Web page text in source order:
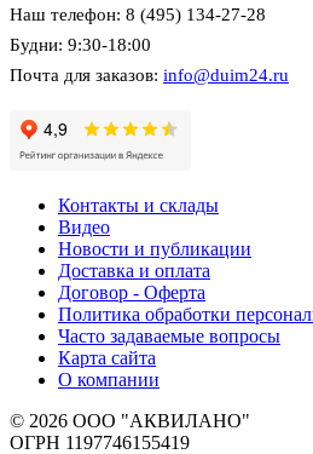
Наш телефон: 8 (495) 134-27-28
Будни: 9:30-18:00
Почта для заказов: info@duim24.ru
Контакты и склады
Видео
Новости и публикации
Доставка и оплата
Договор - Оферта
Политика обработки
Часто задаваемые вопросы
Карта сайта
О компании
© 2026 ООО "АКВИЛАНО"
ОГРН 1197746155419